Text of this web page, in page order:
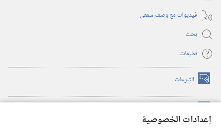
إعدادات الخصوصية
فيديوات مع وصف سمعي
بحث
تعليمات
التبرعات (يفتح
نافذة
(يفتح
نافذة